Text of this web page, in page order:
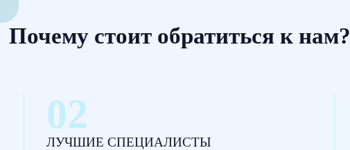
Почему стоит обратиться к нам?
ЛУЧШИЕ СПЕЦИАЛИСТЫ